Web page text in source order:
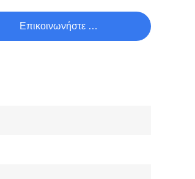
Επικοινωνήστε Τώρα